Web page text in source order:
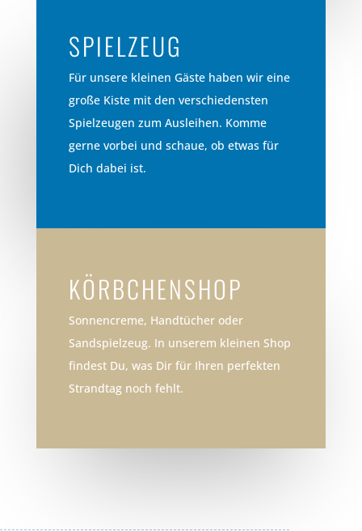
SPIELZEUG
Für unsere kleinen Gäste haben wir eine
große Kiste mit den verschiedensten
Spielzeugen zum Ausleihen. Komme
gerne vorbei und schaue, ob etwas für
Dich dabei ist.
KÖRBCHENSHOP
Sonnencreme, Handtücher oder
Sandspielzeug. In unserem kleinen Shop
findest Du, was Dir für Ihren perfekten
Strandtag noch fehlt.